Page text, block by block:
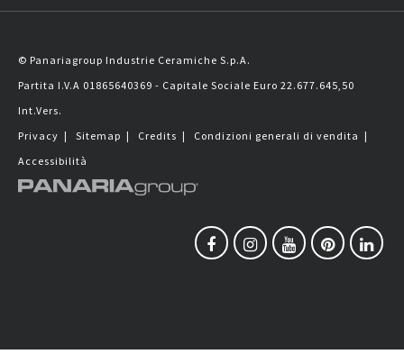
© Panariagroup Industrie Ceramiche S.p.A.
Partita I.V.A 01865640369 - Capitale Sociale Euro 22.677.645,50
Int.Vers.
Privacy | Sitemap | Credits | Condizioni generali di vendita |
Accessibilità